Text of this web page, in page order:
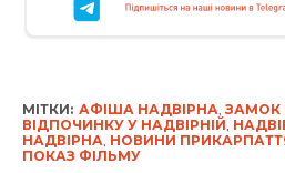
МІТКИ: АФІША НАДВІРНА, ЗАМОК
ВІДПОЧИНКУ У НАДВІРНІЙ,
НАДВІРНА, НОВИНИ
ПОКАЗ ФІЛЬМУ